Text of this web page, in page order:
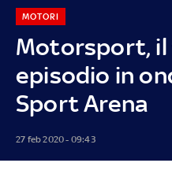
Motorsport, il
episodio in
Sport Arena
MOTORI
27 feb 2020 - 09:43